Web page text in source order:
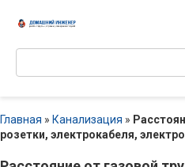
Поиск:
Главная » Канализация »
розетки, электрокабеля,